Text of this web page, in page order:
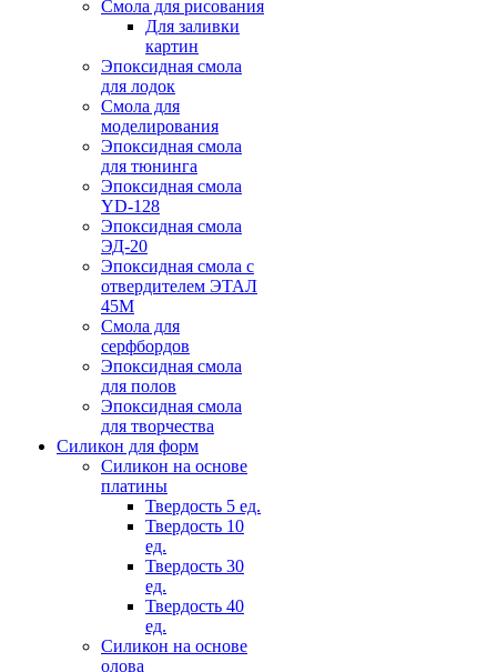
Смола для рисования
Для заливки
картин
Эпоксидная смола
для лодок
Смола для
моделирования
Эпоксидная смола
для тюнинга
Эпоксидная смола
YD-128
Эпоксидная смола
ЭД-20
Эпоксидная смола с
отвердителем ЭТАЛ
45М
Смола для
серфбордов
Эпоксидная смола
для полов
Эпоксидная смола
для творчества
Силикон для форм
Силикон на основе
платины
Твердость 5 ед.
Твердость 10
ед.
Твердость 30
ед.
Твердость 40
ед.
Силикон на основе
олова